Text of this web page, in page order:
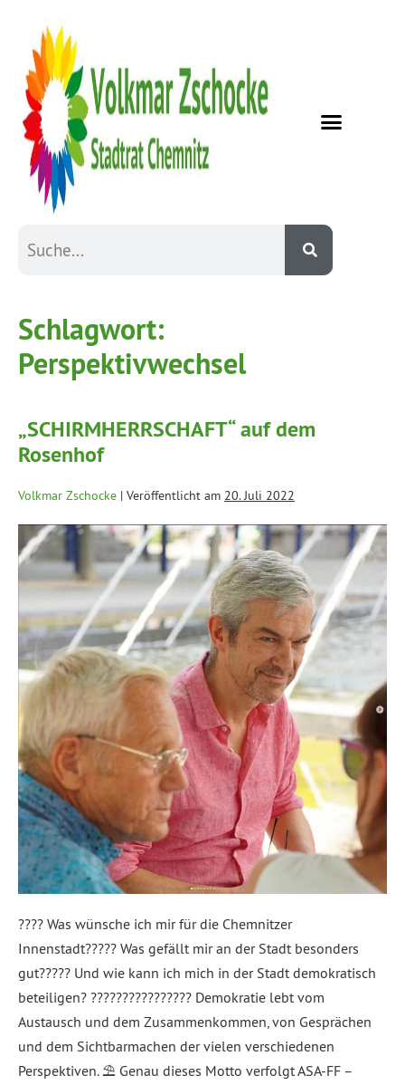
Schlagwort:
Perspektivwechsel
„SCHIRMHERRSCHAFT“ auf dem
Rosenhof
Volkmar Zschocke | Veröffentlicht am 20. Juli 2022
???? Was wünsche ich mir für die Chemnitzer
Innenstadt????? Was gefällt mir an der Stadt besonders
gut????? Und wie kann ich mich in der Stadt demokratisch
beteiligen? ????‍????‍????‍???? Demokratie lebt vom
Austausch und dem Zusammenkommen, von Gesprächen
und dem Sichtbarmachen der vielen verschiedenen
Perspektiven. ⛱️ Genau dieses Motto verfolgt ASA-FF –